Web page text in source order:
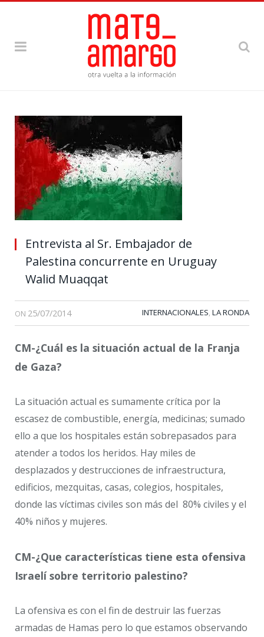
Entrevista al Sr. Embajador de
Palestina concurrente en Uruguay
Walid Muaqqat
ON 25/07/2014 INTERNACIONALES, LA RONDA
CM-¿Cuál es la situación actual de la Franja
de Gaza?
La situación actual es sumamente crítica por la
escasez de combustible, energía, medicinas; sumado
ello a que los hospitales están sobrepasados para
atender a todos los heridos. Hay miles de
desplazados y destrucciones de infraestructura,
edificios, mezquitas, casas, colegios, hospitales,
donde las víctimas civiles son más del 80% civiles y el
40% niños y mujeres.
CM-¿Que características tiene esta ofensiva
Israelí sobre territorio palestino?
La ofensiva es con el fin de destruir las fuerzas
armadas de Hamas pero lo que estamos observando